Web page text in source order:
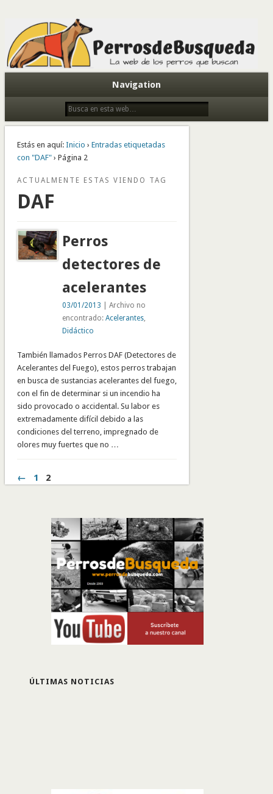
Todo sobre perros de búsqueda y detectores
Navigation
Estás en aquí: Inicio › Entradas etiquetadas
con "DAF"› Página 2
ACTUALMENTE ESTAS VIENDO TAG
DAF
Perros
detectores de
acelerantes
03/01/2013 | Archivo no
encontrado: Acelerantes,
Didáctico
También llamados Perros DAF (Detectores de
Acelerantes del Fuego), estos perros trabajan
en busca de sustancias acelerantes del fuego,
con el fin de determinar si un incendio ha
sido provocado o accidental. Su labor es
extremadamente difícil debido a las
condiciones del terreno, impregnado de
olores muy fuertes que no …
← 1 2
ÚLTIMAS NOTICIAS